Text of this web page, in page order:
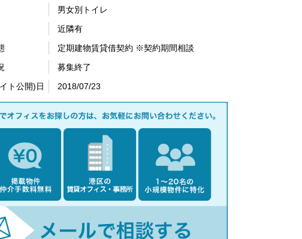
男女別トイレ
近隣有
定期建物賃貸借契約 ※契約期間相談
募集終了
ト公開)日
2018/07/23